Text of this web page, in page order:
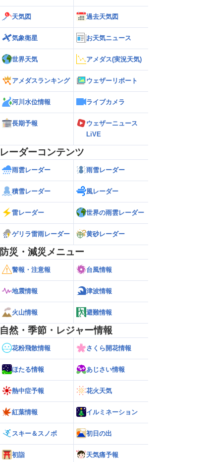
天気図 過去天気図
気象衛星 お天気ニュース
世界天気 アメダス(実況天気)
アメダスランキング ウェザーリポート
河川水位情報 ライブカメラ
長期予報
ウェザーニュース
LiVE
レーダーコンテンツ
雨雲レーダー 雨雪レーダー
積雪レーダー 風レーダー
雷レーダー 世界の雨雲レーダー
ゲリラ雷雨レーダー 黄砂レーダー
防災・減災メニュー
警報・注意報 台風情報
地震情報 津波情報
火山情報 避難情報
自然・季節・レジャー情報
花粉飛散情報 さくら開花情報
ほたる情報 あじさい情報
熱中症予報 花火天気
紅葉情報 イルミネーション
スキー＆スノボ 初日の出
初詣 天気痛予報